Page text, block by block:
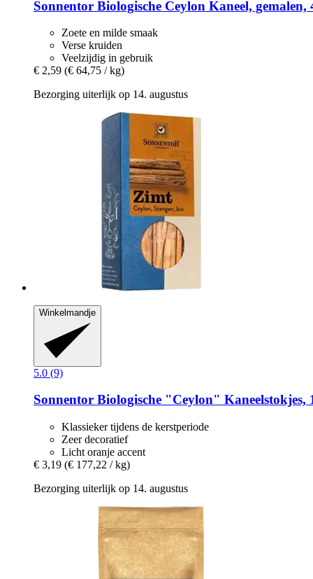
Sonnentor Biologische Ceylon Kaneel, gemalen,
Zoete en milde smaak
Verse kruiden
Veelzijdig in gebruik
€ 2,59 (€ 64,75 / kg)
Bezorging uiterlijk op 14. augustus
Winkelmandje
5.0 (9)
Sonnentor Biologische "Ceylon" Kaneelstokjes,
Klassieker tijdens de kerstperiode
Zeer decoratief
Licht oranje accent
€ 3,19 (€ 177,22 / kg)
Bezorging uiterlijk op 14. augustus